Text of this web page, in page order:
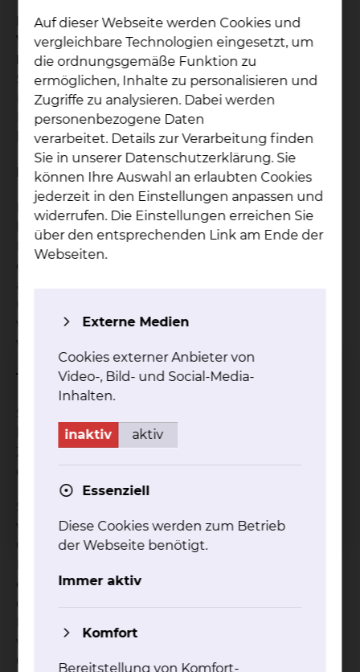
Kinder, die keinerlei Probleme und keine
Veränderungen der Haut haben, brauchen auch
keine Behandlung.Weder eine
Salbenbehandlung noch eine operative Therapie.
(vgl.Leitlinie Phimose und Paraphimose bei
Kindern und Jugendlichen) Dies gilt auf jeden Fall
bis zur Pubertät.
Erstkontakt
Bitte lassen Sie Probleme an der Vorhaut zunächst
bei Ihrem Kinderarzt beurteilen. Sollte dieser der
Meinung sein, dass eine Vorstellung bei uns
erfolgen sollte, wird er Ihnen eine Überweisung
ausstellen. Dann können Sie einen Termin in
wir uns die Vorhaut an und beraten Sie über das
weitere Vorgehen.
Therapie
Sollte Ihr Kind eine Therapie benötigen, kommen
konservative und operative Maßnahmen in Frage.
Zunächst wird meistens eine Salbenbehandlung
durchgeführt. Diese reicht in vielen Fällen aus.
Sollte eine Operation notwendig sein, besprechen
wir mit Kind und Eltern die verschiedenen
Optionen. Je nach Ausgangssituation kommt eine
eine vollständige Beschneidung in Frage. Sollte
der Junge alt genug sein, um die verschiedenen
wichtigste bei der Festlegung der
Operationsmethode.
Auf dieser Webseite werden Cookies und
vergleichbare Technologien eingesetzt, um
die ordnungsgemäße Funktion zu
ermöglichen, Inhalte zu personalisieren und
Zugriffe zu analysieren. Dabei werden
personenbezogene Daten
verarbeitet. Details zur Verarbeitung finden
Sie in unserer Datenschutzerklärung. Sie
können Ihre Auswahl an erlaubten Cookies
jederzeit in den Einstellungen anpassen und
widerrufen. Die Einstellungen erreichen Sie
über den entsprechenden Link am Ende der
Webseiten.
Externe Medien
Cookies externer Anbieter von
Video-, Bild- und Social-Media-
Inhalten.
inaktiv aktiv
Essenziell
Diese Cookies werden zum Betrieb
der Webseite benötigt.
Immer aktiv
Komfort
Bereitstellung von Komfort-